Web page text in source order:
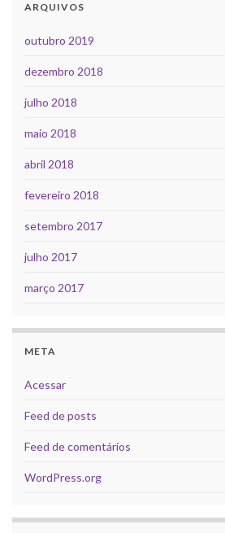
ARQUIVOS
outubro 2019
dezembro 2018
julho 2018
maio 2018
abril 2018
fevereiro 2018
setembro 2017
julho 2017
março 2017
META
Acessar
Feed de posts
Feed de comentários
WordPress.org